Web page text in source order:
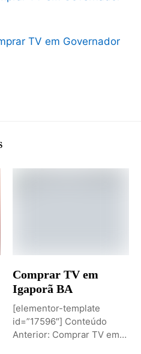
TV em Governador
Comprar TV em
Igaporã BA
[elementor-template
id=”17596″] Conteúdo
Anterior: Comprar TV em